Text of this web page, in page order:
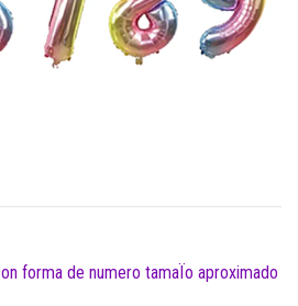
forma de numero tamaÏo aproximado